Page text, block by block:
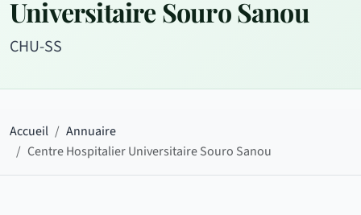
Universitaire Souro Sanou
CHU-SS
Accueil
Annuaire
Centre Hospitalier Universitaire Souro Sanou